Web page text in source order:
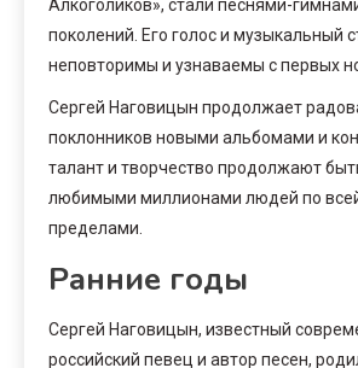
Алкоголиков», стали песнями-
поколений. Его голос и музыкальный
неповторимы и узнаваемы с первых
Сергей Наговицын продолжает
поклонников новыми альбомами и
талант и творчество продолжают
любимыми миллионами людей по всей
пределами.
Ранние годы
Сергей Наговицын, известный
российский певец и автор песен,